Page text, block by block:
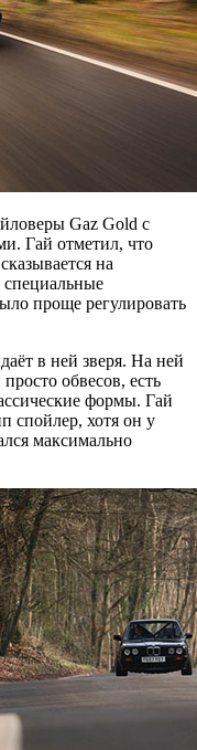
Gaz Gold с
Гай отметил, что
на
специальные
проще регулировать
в ней зверя. На ней
обвесов, есть
формы. Гай
спойлер, хотя он у
максимально